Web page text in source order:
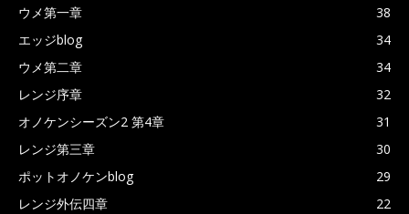
ウメ第一章
38
エッジblog
34
ウメ第二章
34
レンジ序章
32
オノケンシーズン2 第4章
31
レンジ第三章
30
ポットオノケンblog
29
レンジ外伝四章
22